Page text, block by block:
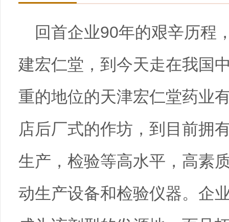
回首企业90年的艰辛历程
建宏仁堂，到今天走在我国
重的地位的天津宏仁堂药业
店后厂式的作坊，到目前拥
生产，检验等高水平，高素
动生产设备和检验仪器。企